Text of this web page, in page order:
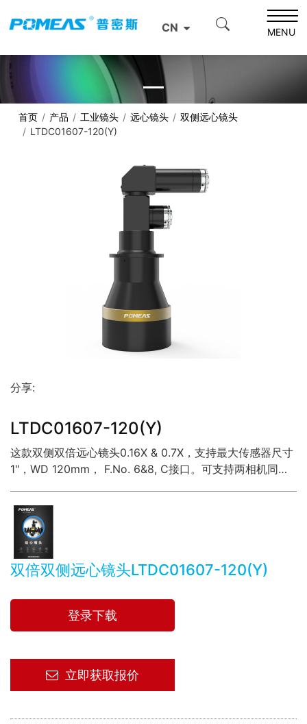
CN MENU
首页 产品 工业镜头 远心镜头
双侧远心镜头
LTDC01607-120(Y)
分享:
LTDC01607-120(Y)
这款双侧双倍远心镜头0.16X & 0.7X，支持最大传感器尺寸
1"，WD 120mm， F.No. 6&8, C接口。可支持两相机同时
双倍双侧远心镜头LTDC01607-120(Y)
登录下载
立即获取报价